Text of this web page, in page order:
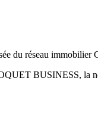
du réseau immobilier
BUSINESS, la